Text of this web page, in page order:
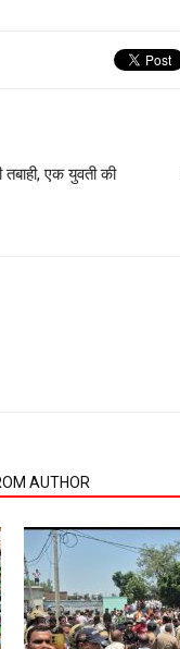
एक युवती की
AUTHOR